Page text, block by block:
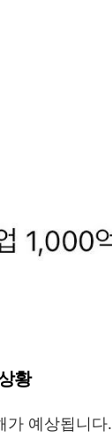
황
가 예상됩니다.